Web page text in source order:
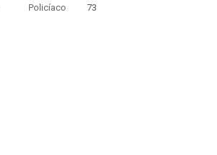
Policíaco 73